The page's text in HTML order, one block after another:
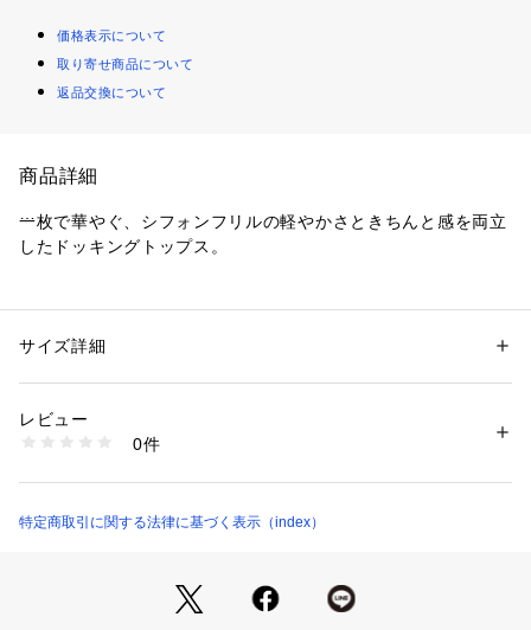
価格表示について
取り寄せ商品について
返品交換について
商品詳細
一枚で華やぐ、シフォンフリルの軽やかさときちんと感を両立
したドッキングトップス。
が上品です。
・ゴールド付属付きのクルーネックは詰まりすぎず、顔まわり
をすっきり見せます。
・一枚で着映えし、通勤から会食まで幅広く使いやすいバラン
・フレアスカートなら、袖の揺れが引き立つフェミニンな印象
性別：レディース
素材：本体: コットン83％ ポリエステル17％ 布帛部分: ポリエステル10
生産国：インドネシア製
1600600006088
サイズ詳細
レビュー
0件
特定商取引に関する法律に基づく表示（index）